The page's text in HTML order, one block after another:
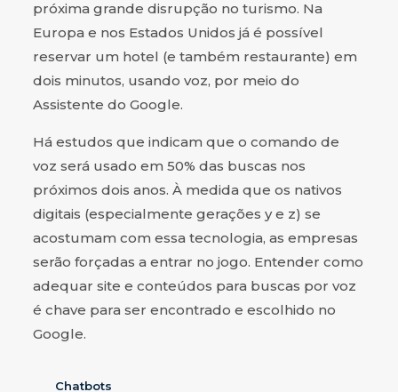
próxima grande disrupção no turismo. Na
Europa e nos Estados Unidos já é possível
reservar um hotel (e também restaurante) em
dois minutos, usando voz, por meio do
Assistente do Google.
Há estudos que indicam que o comando de
voz será usado em 50% das buscas nos
próximos dois anos. À medida que os nativos
digitais (especialmente gerações y e z) se
acostumam com essa tecnologia, as empresas
serão forçadas a entrar no jogo. Entender como
adequar site e conteúdos para buscas por voz
é chave para ser encontrado e escolhido no
Google.
Chatbots